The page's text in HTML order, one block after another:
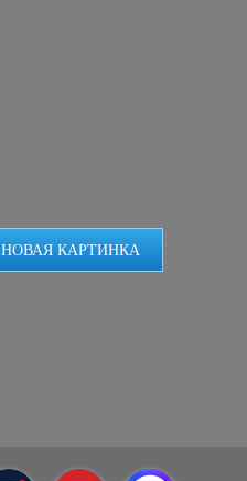
НОВАЯ КАРТИНКА